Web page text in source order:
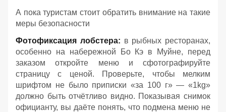
А пока туристам стоит обратить внимание на такие
меры безопасности
Фотофиксация лобстера: в рыбных ресторанах,
особенно на набережной Бо Кэ в Муйне, перед
заказом откройте меню и сфотографируйте
страницу с ценой. Проверьте, чтобы мелким
шрифтом не было приписки «за 100 г» — «1kg»
должно быть отчётливо видно. Показывая снимок
официанту, вы даёте понять, что подмена меню не